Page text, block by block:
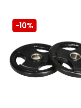
-10%